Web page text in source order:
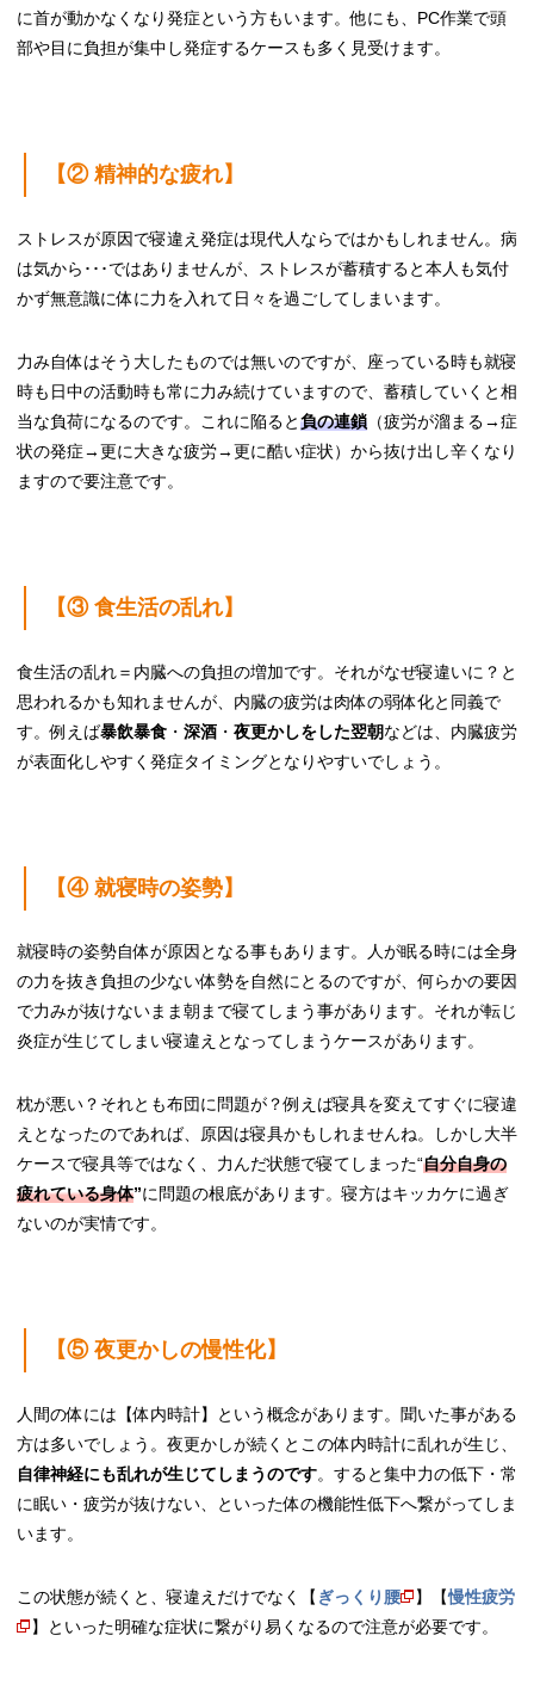
に首が動かなくなり発症という方もいます。他にも、PC作業で頭
部や目に負担が集中し発症するケースも多く見受けます。
【② 精神的な疲れ】
ストレスが原因で寝違え発症は現代人ならではかもしれません。病
は気から･･･ではありませんが、ストレスが蓄積すると本人も気付
かず無意識に体に力を入れて日々を過ごしてしまいます。
力み自体はそう大したものでは無いのですが、座っている時も就寝
時も日中の活動時も常に力み続けていますので、蓄積していくと相
当な負荷になるのです。これに陥ると負の連鎖 （疲労が溜まる→症
状の発症→更に大きな疲労→更に酷い症状）から抜け出し辛くなり
ますので要注意です。
【③ 食生活の乱れ】
食生活の乱れ＝内臓への負担の増加です。それがなぜ寝違いに？と
思われるかも知れませんが、内臓の疲労は肉体の弱体化と同義で
す。例えば暴飲暴食 ・ 深酒 ・ 夜更かしをした翌朝などは、内臓疲労
が表面化しやすく発症タイミングとなりやすいでしょう。
【④ 就寝時の姿勢】
就寝時の姿勢自体が原因となる事もあります。人が眠る時には全身
の力を抜き負担の少ない体勢を自然にとるのですが、何らかの要因
で力みが抜けないまま朝まで寝てしまう事があります。それが転じ
炎症が生じてしまい寝違えとなってしまうケースがあります。
枕が悪い？それとも布団に問題が？例えば寝具を変えてすぐに寝違
えとなったのであれば、原因は寝具かもしれませんね。しかし大半
ケースで寝具等ではなく、力んだ状態で寝てしまった“自分自身の
疲れている身体”に問題の根底があります。寝方はキッカケに過ぎ
ないのが実情です。
【⑤ 夜更かしの慢性化】
人間の体には【体内時計】という概念があります。聞いた事がある
方は多いでしょう。夜更かしが続くとこの体内時計に乱れが生じ、
自律神経にも乱れが生じてしまうのです。すると集中力の低下・常
に眠い・疲労が抜けない、といった体の機能性低下へ繋がってしま
います。
この状態が続くと、寝違えだけでなく【 ぎっくり腰 】【慢性疲労
】といった明確な症状に繋がり易くなるので注意が必要です。